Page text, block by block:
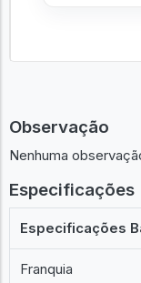
Observação
Nenhuma
Especificações
Especificações
Franquia